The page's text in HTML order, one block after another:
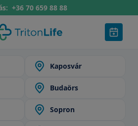
+36 70 659 88 88
Kaposvár
Budaörs
Sopron